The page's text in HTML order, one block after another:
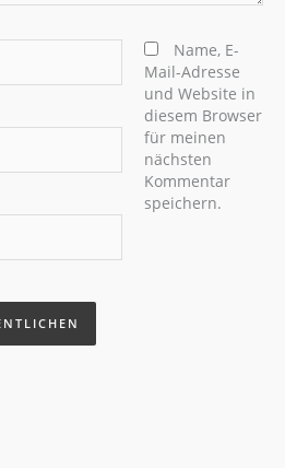
Name, E-
Mail-Adresse
und Website in
diesem Browser
für meinen
nächsten
Kommentar
speichern.